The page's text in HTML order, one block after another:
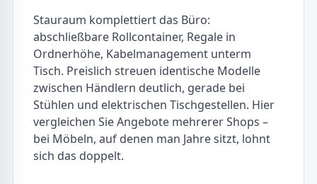
Stauraum komplettiert das Büro:
abschließbare Rollcontainer, Regale in
Ordnerhöhe, Kabelmanagement unterm
Tisch. Preislich streuen identische Modelle
zwischen Händlern deutlich, gerade bei
Stühlen und elektrischen Tischgestellen. Hier
vergleichen Sie Angebote mehrerer Shops –
bei Möbeln, auf denen man Jahre sitzt, lohnt
sich das doppelt.